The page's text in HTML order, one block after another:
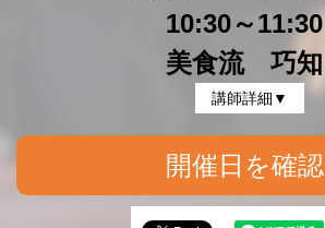
10:30～11:30
美食流 巧知
講師詳細▼
開催日を確認